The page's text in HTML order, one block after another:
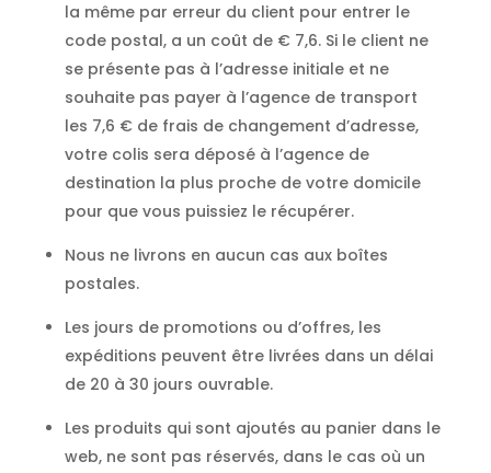
la même par erreur du client pour entrer le
code postal, a un coût de € 7,6. Si le client ne
se présente pas à l’adresse initiale et ne
souhaite pas payer à l’agence de transport
les 7,6 € de frais de changement d’adresse,
votre colis sera déposé à l’agence de
destination la plus proche de votre domicile
pour que vous puissiez le récupérer.
Nous ne livrons en aucun cas aux boîtes
postales.
Les jours de promotions ou d’offres, les
expéditions peuvent être livrées dans un délai
de 20 à 30 jours ouvrable.
Les produits qui sont ajoutés au panier dans le
web, ne sont pas réservés, dans le cas où un